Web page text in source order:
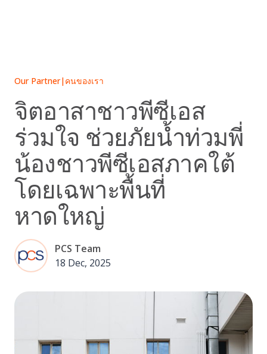
Our Partner|คนของเรา
จิตอาสาชาวพีซีเอส
ร่วมใจ ช่วยภัยน้ำท่วมพี่
น้องชาวพีซีเอสภาคใต้
โดยเฉพาะพื้นที่
หาดใหญ่
PCS Team
18 Dec, 2025